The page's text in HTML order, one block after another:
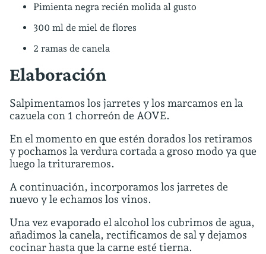
Pimienta negra recién molida al gusto
300 ml de miel de flores
2 ramas de canela
Elaboración
Salpimentamos los jarretes y los marcamos en la
cazuela con 1 chorreón de AOVE.
En el momento en que estén dorados los retiramos
y pochamos la verdura cortada a groso modo ya que
luego la trituraremos.
A continuación, incorporamos los jarretes de
nuevo y le echamos los vinos.
Una vez evaporado el alcohol los cubrimos de agua,
añadimos la canela, rectificamos de sal y dejamos
cocinar hasta que la carne esté tierna.